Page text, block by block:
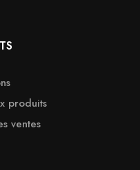
produits
ventes